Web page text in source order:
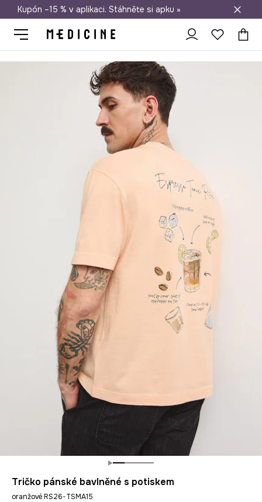
Doprava zdarma při nákupu nad 1 200 Kč
Kupón –15 % v aplikaci. Stáhněte si apku »
Tričko pánské bavlněné s potiskem
oranžové RS26-TSMA15